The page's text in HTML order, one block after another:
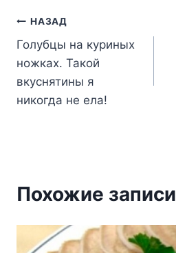
Навигация
по
записям
НАЗАД
Голубцы на куриных
ножках. Такой
вкуснятины я
никогда не ела!
Похожие записи